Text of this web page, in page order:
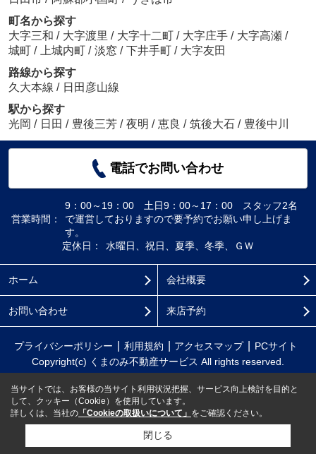
町名から探す
大字三和 / 大字渡里 / 大字十二町 / 大字庄手 / 大字高瀬 /
城町 / 上城内町 / 淡窓 / 下井手町 / 大字友田
路線から探す
久大本線 / 日田彦山線
駅から探す
光岡 / 日田 / 豊後三芳 / 夜明 / 恵良 / 筑後大石 / 豊後中川
電話でお問い合わせ
営業時間：
9：00～19：00 土日9：00～17：00 スタッフ2名
で運営しておりますので要予約でお願い申し上げま
す。
定休日：
水曜日、祝日、夏季、冬季、ＧＷ
ホーム 会社概要
お問い合わせ 来店予約
プライバシーポリシー 利用規約 アクセスマップ
PCサイト
Copyright(c) くまのみ不動産サービス All rights reserved.
当サイトでは、お客様の当サイト利用状況把握、サービス向上検討を目的と
して、クッキー（Cookie）を使用しています。
詳しくは、当社の 「Cookieの取扱いについて」 をご確認ください。
閉じる